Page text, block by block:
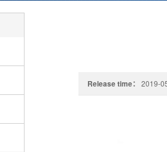
Release time： 2019-